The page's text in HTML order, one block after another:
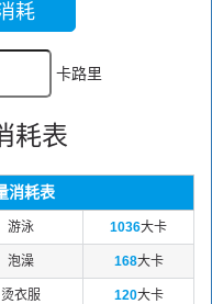
耗
卡路里
耗表
消耗表
游泳 1036大卡
泡澡 168大卡
烫衣服 120大卡